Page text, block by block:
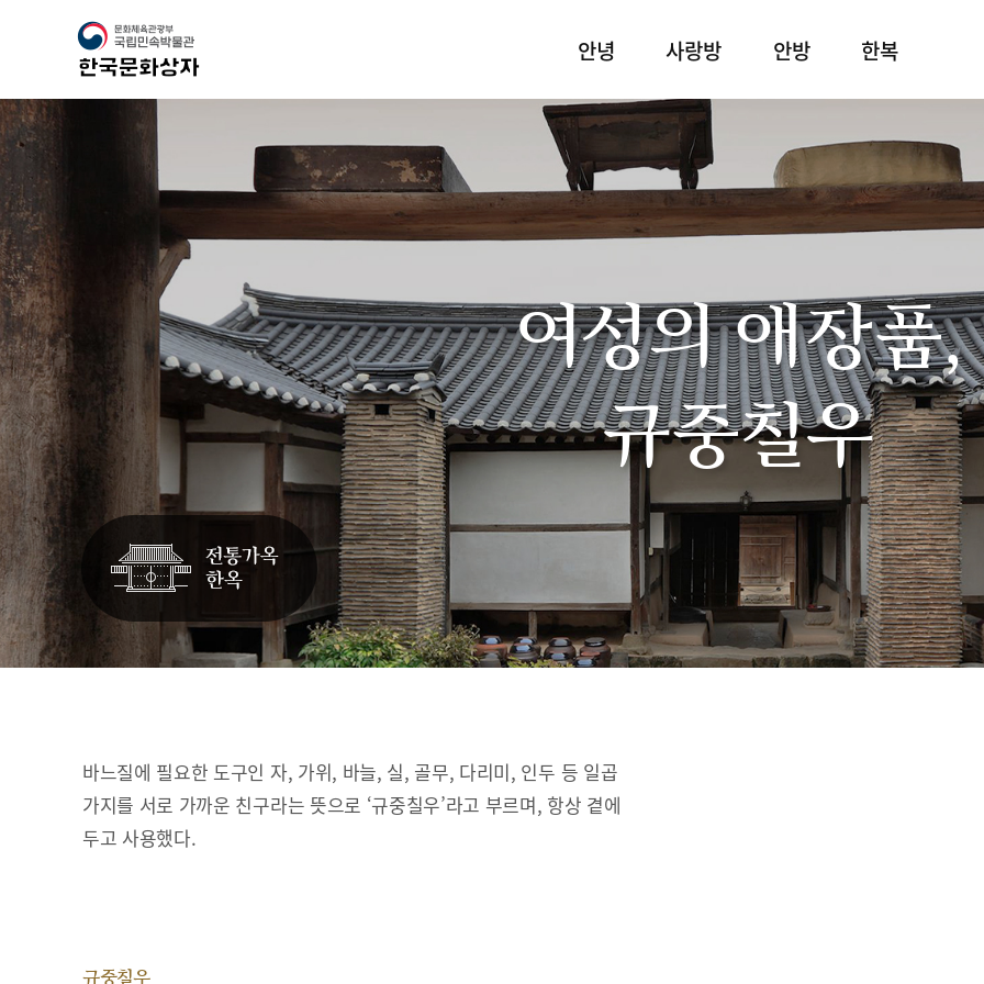
안녕 사랑방 안방 한복
여성의 애장품,
규중칠우
바느질에 필요한 도구인 자, 가위, 바늘, 실, 골무, 다리미, 인두 등 일곱
가지를 서로 가까운 친구라는 뜻으로 ‘규중칠우’라고 부르며, 항상 곁에
두고 사용했다.
규중칠우